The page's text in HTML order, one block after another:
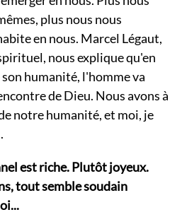
plus nous nous
en nous. Marcel Légaut,
nous explique qu'en
humanité, l'homme va
de Dieu. Nous avons à
notre humanité, et moi, je
est riche. Plutôt joyeux.
tout semble soudain